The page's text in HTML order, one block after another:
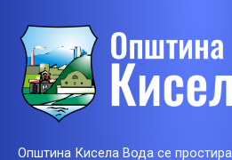
Општина Кисела Вода се